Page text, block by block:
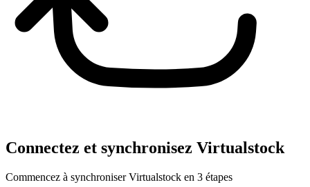
Connectez et synchronisez Virtualstock
Commencez à synchroniser Virtualstock en 3 étapes